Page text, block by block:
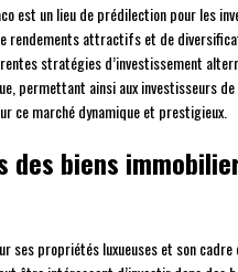
est un lieu de prédilection pour les
rendements attractifs et de
stratégies d’investissement
permettant ainsi aux investisseurs
ce marché dynamique et prestigieux.
des biens
ses propriétés luxueuses et son cadre